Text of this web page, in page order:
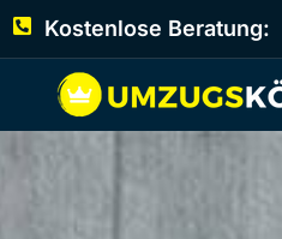
Kostenlose Beratung: